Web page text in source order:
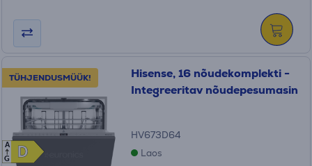
TÜHJENDUSMÜÜK!
D
D
A
G
Hisense, 16 nõudekomplekti -
Integreeritav nõudepesumasin
HV673D64
Laos